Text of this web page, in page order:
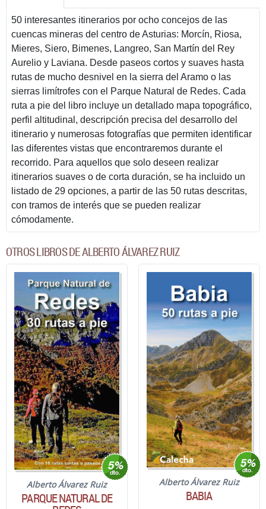
50 interesantes itinerarios por ocho concejos de las
cuencas mineras del centro de Asturias: Morcín, Riosa,
Mieres, Siero, Bimenes, Langreo, San Martín del Rey
Aurelio y Laviana. Desde paseos cortos y suaves hasta
rutas de mucho desnivel en la sierra del Aramo o las
sierras limítrofes con el Parque Natural de Redes. Cada
ruta a pie del libro incluye un detallado mapa topográfico,
perfil altitudinal, descripción precisa del desarrollo del
itinerario y numerosas fotografías que permiten identificar
las diferentes vistas que encontraremos durante el
recorrido. Para aquellos que solo deseen realizar
itinerarios suaves o de corta duración, se ha incluido un
listado de 29 opciones, a partir de las 50 rutas descritas,
con tramos de interés que se pueden realizar
cómodamente.
OTROS LIBROS DE ALBERTO ÁLVAREZ RUIZ
Alberto Álvarez Ruiz
PARQUE NATURAL DE
Alberto Álvarez Ruiz
BABIA